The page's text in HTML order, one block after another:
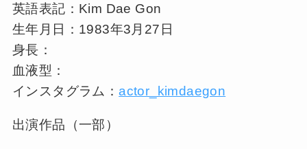
英語表記：Kim Dae Gon
生年月日：1983年3月27日
身長：
血液型：
インスタグラム：actor_kimdaegon
出演作品（一部）